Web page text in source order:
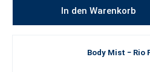
In den Warenkorb
Body Mist − Rio